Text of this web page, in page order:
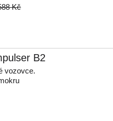
Kč
B2
vozovce.